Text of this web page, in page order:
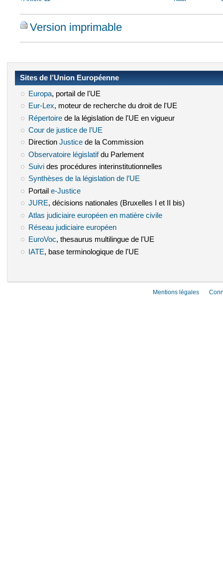
Version imprimable
Sites de l’Union Européenne
Europa(le lien est externe)
, portail de l'UE
Eur-Lex(le lien est externe)
, moteur de recherche du droit de l'UE
Répertoire(le lien est externe)
de la législation de l'UE en vigueur
Cour de justice de l'UE
Direction Justice(le lien est externe)
de la Commission
Observatoire législatif(le lien est externe)
du Parlement
Suivi(le lien est externe)
des procédures interinstitutionnelles
Synthèses de la législation de l’UE
Portail e-Justice(le lien est externe)
JURE(le lien est externe)
, décisions nationales (Bruxelles I et II bis)
Atlas judiciaire européen en matière civile(le lien est externe)
Réseau judiciaire européen(le lien est externe)
EuroVoc(le lien est externe)
, thesaurus multilingue de l'UE
IATE (le lien est externe)
, base terminologique de l'UE
Mentions légales